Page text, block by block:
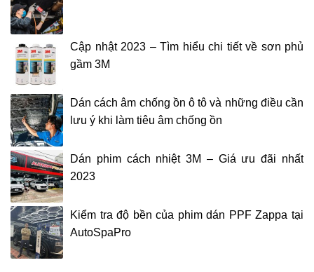
Cập nhật 2023 – Tìm hiểu chi tiết về sơn phủ
gầm 3M
Dán cách âm chống ồn ô tô và những điều cần
lưu ý khi làm tiêu âm chống ồn
Dán phim cách nhiệt 3M – Giá ưu đãi nhất
2023
Kiểm tra độ bền của phim dán PPF Zappa tại
AutoSpaPro